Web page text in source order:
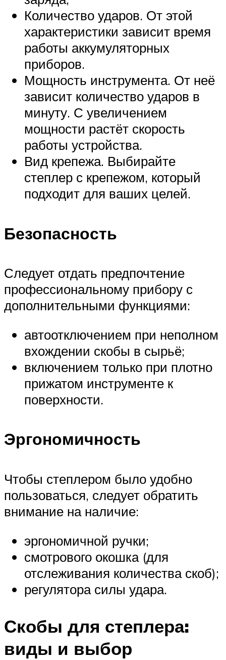
Количество ударов. От этой
характеристики зависит время
работы аккумуляторных
приборов.
Мощность инструмента. От неё
зависит количество ударов в
минуту. С увеличением
мощности растёт скорость
работы устройства.
Вид крепежа. Выбирайте
степлер с крепежом, который
подходит для ваших целей.
Безопасность
Следует отдать предпочтение
профессиональному прибору с
дополнительными функциями:
автоотключением при неполном
вхождении скобы в сырьё;
включением только при плотно
прижатом инструменте к
поверхности.
Эргономичность
Чтобы степлером было удобно
пользоваться, следует обратить
внимание на наличие:
эргономичной ручки;
смотрового окошка (для
отслеживания количества скоб);
регулятора силы удара.
Скобы для степлера:
виды и выбор